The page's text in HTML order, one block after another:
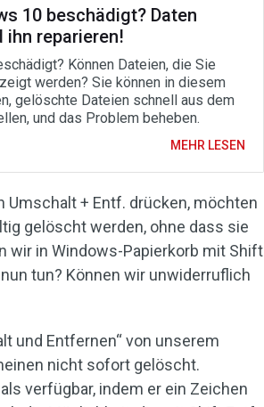
10 beschädigt? Daten
reparieren!
Können Dateien, die Sie
werden? Sie können in diesem
gelöschte Dateien schnell aus dem
und das Problem beheben.
MEHR LESEN
Umschalt + Entf. drücken, möchten
gelöscht werden, ohne dass sie
wir in Windows-Papierkorb mit Shift
tun? Können wir unwiderruflich
und Entfernen“ von unserem
nicht sofort gelöscht.
verfügbar, indem er ein Zeichen